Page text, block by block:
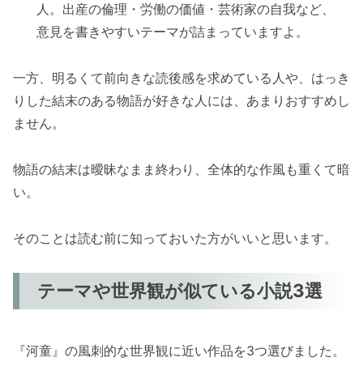
人。出産の倫理・労働の価値・芸術家の自我など、
意見を書きやすいテーマが詰まっていますよ。
一方、明るくて前向きな読後感を求めている人や、はっき
りした結末のある物語が好きな人には、あまりおすすめし
ません。
物語の結末は曖昧なまま終わり、全体的な作風も重くて暗
い。
そのことは読む前に知っておいた方がいいと思います。
テーマや世界観が似ている小説3選
『河童』の風刺的な世界観に近い作品を3つ選びました。